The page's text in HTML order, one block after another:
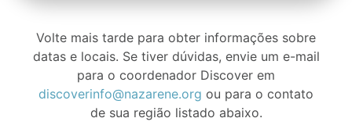
Volte mais tarde para obter informações sobre
datas e locais. Se tiver dúvidas, envie um e-mail
para o coordenador Discover em
discoverinfo@nazarene.org ou para o contato
de sua região listado abaixo.